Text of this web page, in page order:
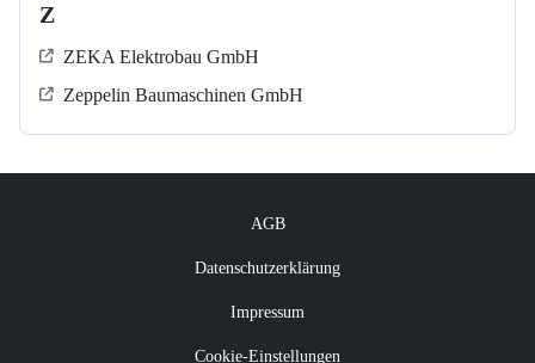
Z
ZEKA Elektrobau GmbH
Zeppelin Baumaschinen GmbH
AGB
Datenschutzerklärung
Impressum
Cookie-Einstellungen